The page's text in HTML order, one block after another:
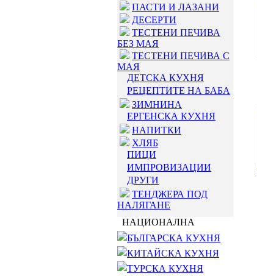
ПАСТИ И ЛАЗАНИ
ДЕСЕРТИ
ТЕСТЕНИ ПЕЧИВА
БЕЗ МАЯ
ТЕСТЕНИ ПЕЧИВА С
МАЯ
ДЕТСКА КУХНЯ
РЕЦЕПТИТЕ НА БАБА
ЗИМНИНА
ЕРГЕНСКА КУХНЯ
НАПИТКИ
ХЛЯБ
ПИЦИ
ИМПРОВИЗАЦИИ
ДРУГИ
ТЕНДЖЕРА ПОД
НАЛЯГАНЕ
НАЦИОНАЛНА
БЪЛГАРСКА КУХНЯ
КИТАЙСКА КУХНЯ
ТУРСКА КУХНЯ